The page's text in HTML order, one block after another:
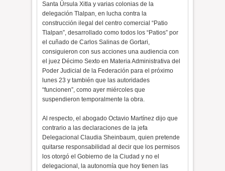
Santa Úrsula Xitla y varias colonias de la
delegación Tlalpan, en lucha contra la
construcción ilegal del centro comercial “Patio
Tlalpan”, desarrollado como todos los “Patios” por
el cuñado de Carlos Salinas de Gortari,
consiguieron con sus acciones una audiencia con
el juez Décimo Sexto en Materia Administrativa del
Poder Judicial de la Federación para el próximo
lunes 23 y también que las autoridades
“funcionen”, como ayer miércoles que
suspendieron temporalmente la obra.
Al respecto, el abogado Octavio Martínez dijo que
contrario a las declaraciones de la jefa
Delegacional Claudia Sheinbaum, quien pretende
quitarse responsabilidad al decir que los permisos
los otorgó el Gobierno de la Ciudad y no el
delegacional, la autonomía que hoy tienen las